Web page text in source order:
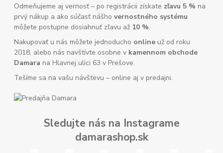
Odmeňujeme aj vernosť – po registrácii získate zľavu 5 % na
prvý nákup a ako súčasť nášhovernostného systému
môžete postupne dosiahnuť zľavu až 10 %.
Nakupovať u nás môžete jednoducho online už od roku
2018, alebo nás navštívte osobne v kamennom obchode
Damara na Hlavnej ulici 63 v Prešove.
Tešíme sa na vašu návštevu – online aj v predajni.
Sledujte nás na Instagrame
damarashop.sk